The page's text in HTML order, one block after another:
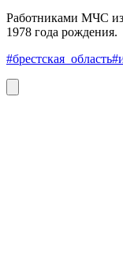
Работниками МЧС
1978 года рождения.
#брестская_область